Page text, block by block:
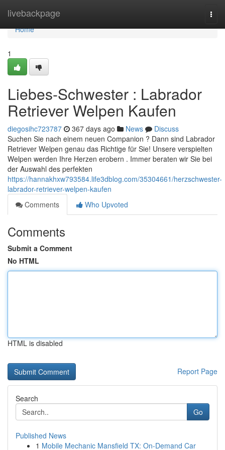
livebackpage
Home
Home
1
Liebes-Schwester : Labrador
Retriever Welpen Kaufen
diegosihc723787 367 days ago News
Discuss
Suchen Sie nach einem neuen Companion ? Dann sind Labrador
Retriever Welpen genau das Richtige für Sie! Unsere verspielten
Welpen werden Ihre Herzen erobern . Immer beraten wir Sie bei
der Auswahl des perfekten
https://hannakhxw793584.life3dblog.com/35304661/herzschwester-
labrador-retriever-welpen-kaufen
Comments
Who Upvoted
Comments
Submit a Comment
No HTML
HTML is disabled
Report Page
Search
Go
Published News
1 Mobile Mechanic Mansfield TX: On-Demand Car